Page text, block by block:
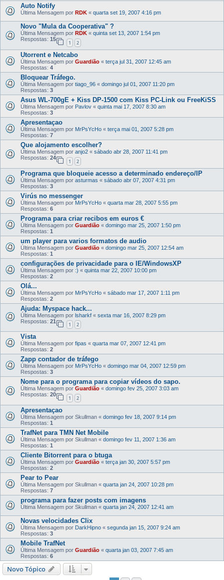
Auto Notify
Última Mensagem por RDK « quarta set 19, 2007 4:16 pm
Novo "Mula da Cooperativa" ?
Última Mensagem por RDK « quinta set 13, 2007 1:54 pm
Respostas: 15
1 2
Utorrent e Netcabo
Última Mensagem por Guardião « terça jul 31, 2007 12:45 am
Respostas: 4
Bloquear Tráfego.
Última Mensagem por tiago_96 « domingo jul 01, 2007 11:20 pm
Respostas: 3
Asus WL-700gE + Kiss DP-1500 com Kiss PC-Link ou FreeKiSS
Última Mensagem por Pavlov « quinta mai 17, 2007 8:30 am
Respostas: 3
Apresentaçao
Última Mensagem por MrPsYcHo « terça mai 01, 2007 5:28 pm
Respostas: 7
Que alojamento escolher?
Última Mensagem por anjo2 « sábado abr 28, 2007 11:41 pm
Respostas: 24
1 2
Programa que bloqueie acesso a determinado endereço/IP
Última Mensagem por asturmas « sábado abr 07, 2007 4:31 pm
Respostas: 3
Virús no messenger
Última Mensagem por MrPsYcHo « quarta mar 28, 2007 5:55 pm
Respostas: 6
Programa para criar recibos em euros €
Última Mensagem por Guardião « domingo mar 25, 2007 1:50 pm
Respostas: 1
um player para varios formatos de audio
Última Mensagem por Guardião « domingo mar 25, 2007 12:54 am
Respostas: 1
configurações de privacidade para o IE/WindowsXP
Última Mensagem por :) « quinta mar 22, 2007 10:00 pm
Respostas: 2
Olá...
Última Mensagem por MrPsYcHo « sábado mar 17, 2007 1:11 pm
Respostas: 2
Ajuda: Myspace hack...
Última Mensagem por lsharkf « sexta mar 16, 2007 8:29 pm
Respostas: 21
1 2
Vista
Última Mensagem por fipas « quarta mar 07, 2007 12:41 pm
Respostas: 2
Zapp contador de tráfego
Última Mensagem por MrPsYcHo « domingo mar 04, 2007 12:59 pm
Respostas: 3
Nome para o programa para copiar vídeos do sapo.
Última Mensagem por Guardião « domingo fev 25, 2007 3:03 am
Respostas: 20
1 2
Apresentaçao
Última Mensagem por Skullman « domingo fev 18, 2007 9:14 pm
Respostas: 1
TrafNet para TMN Net Mobile
Última Mensagem por Skullman « domingo fev 11, 2007 1:36 am
Respostas: 1
Cliente Bitorrent para o btuga
Última Mensagem por Guardião « terça jan 30, 2007 5:57 pm
Respostas: 2
Pear to Pear
Última Mensagem por Skullman « quarta jan 24, 2007 10:28 pm
Respostas: 7
programa para fazer posts com imagens
Última Mensagem por Skullman « quarta jan 24, 2007 12:41 am
Novas velocidades Clix
Última Mensagem por DarkHipno « segunda jan 15, 2007 9:24 am
Respostas: 3
Mobile TrafNet
Última Mensagem por Guardião « quarta jan 03, 2007 7:45 am
Respostas: 6
Novo Tópico